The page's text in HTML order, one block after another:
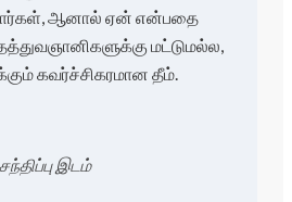
ஆனால் ஏன் என்பதை
தத்துவஞானிகளுக்கு மட்டுமல்ல,
கவர்ச்சிகரமான தீம்.
இடம்